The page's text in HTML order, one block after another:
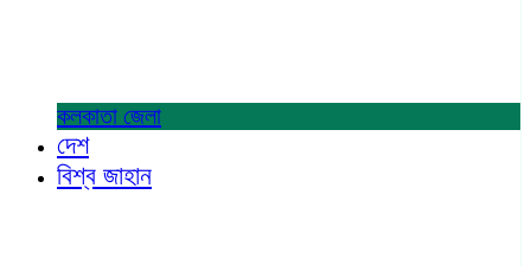
কলকাতা জেলা
দেশ
বিশ্ব জাহান